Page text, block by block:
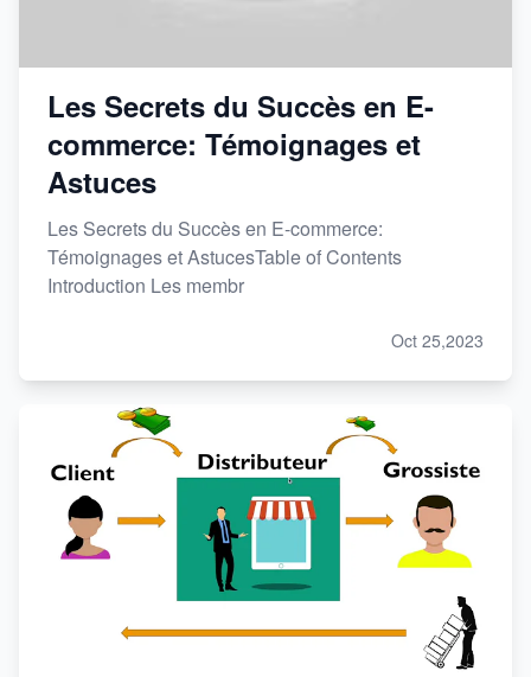
Les Secrets du Succès en E-
commerce: Témoignages et
Astuces
Les Secrets du Succès en E-commerce:
Témoignages et AstucesTable of Contents
Introduction Les membr
Oct 25,2023